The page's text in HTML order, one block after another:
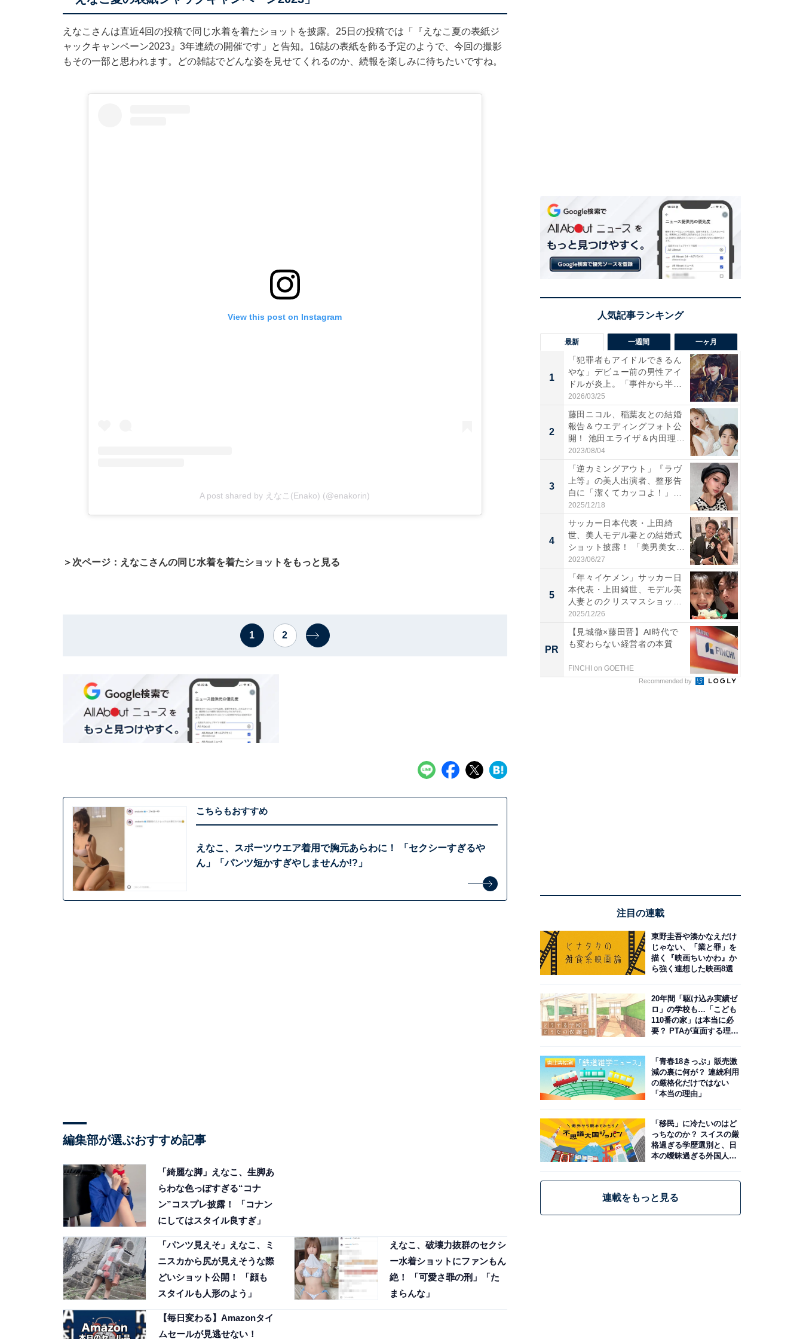
えなこさんは直近4回の投稿で同じ水着を着たショットを披露。25日の投稿では「『えなこ夏の表紙ジ
ャックキャンペーン2023』3年連続の開催です」と告知。16誌の表紙を飾る予定のようで、今回の撮影
もその一部と思われます。どの雑誌でどんな姿を見せてくれるのか、続報を楽しみに待ちたいですね。
View this post on Instagram
A post shared by えなこ(Enako) (@enakorin)
＞次ページ：えなこさんの同じ水着を着たショットをもっと見る
1 2
こちらもおすすめ
えなこ、スポーツウエア着用で胸元あらわに！ 「セクシーすぎるや
ん」「パンツ短かすぎやしませんか!?」
編集部が選ぶおすすめ記事
「綺麗な脚」えなこ、生脚あ
らわな色っぽすぎる“コナ
ン”コスプレ披露！ 「コナン
にしてはスタイル良すぎ」
「パンツ見えそ」えなこ、ミ
ニスカから尻が見えそうな際
どいショット公開！ 「顔も
スタイルも人形のよう」
えなこ、破壊力抜群のセクシ
ー水着ショットにファンもん
絶！ 「可愛さ罪の刑」「た
まらんな」
【毎日変わる】Amazonタイ
ムセールが見逃せない！
最新 一週間 一ヶ月
1
「犯罪者もアイドルできるん
やな」デビュー前の男性アイ
ドルが炎上。「事件から半年
も...
2026/03/25
2
藤田ニコル、稲葉友との結婚
報告＆ウエディングフォト公
開！ 池田エライザ＆内田理
央...
2023/08/04
3
「逆カミングアウト」『ラヴ
上等』の美人出演者、整形告
白に「潔くてカッコよ！」
「好...
2025/12/18
4
サッカー日本代表・上田綺
世、美人モデル妻との結婚式
ショット披露！ 「美男美女」
「...
2023/06/27
5
「年々イケメン」サッカー日
本代表・上田綺世、モデル美
人妻とのクリスマスショット
に...
2025/12/26
PR
【見城徹×藤田晋】AI時代で
も変わらない経営者の本質
FINCHI on GOETHE
Recommended by
注目の連載
東野圭吾や湊かなえだけ
じゃない、「業と罪」を
描く『映画ちいかわ』か
ら強く連想した映画8選
20年間「駆け込み実績ゼ
ロ」の学校も…「こども
110番の家」は本当に必
要？ PTAが直面する理想
「青春18きっぷ」販売激
減の裏に何が？ 連続利用
の厳格化だけではない
「本当の理由」
「移民」に冷たいのはど
っちなのか？ スイスの厳
格過ぎる学歴選別と、日
本の曖昧過ぎる外国人政
連載をもっと見る